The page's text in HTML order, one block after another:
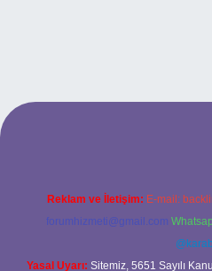
Reklam ve İletişim: E-mail:
forumhizmeti@gmail.com
Yasal Uyarı: Sitemiz, 5651 Sayılı